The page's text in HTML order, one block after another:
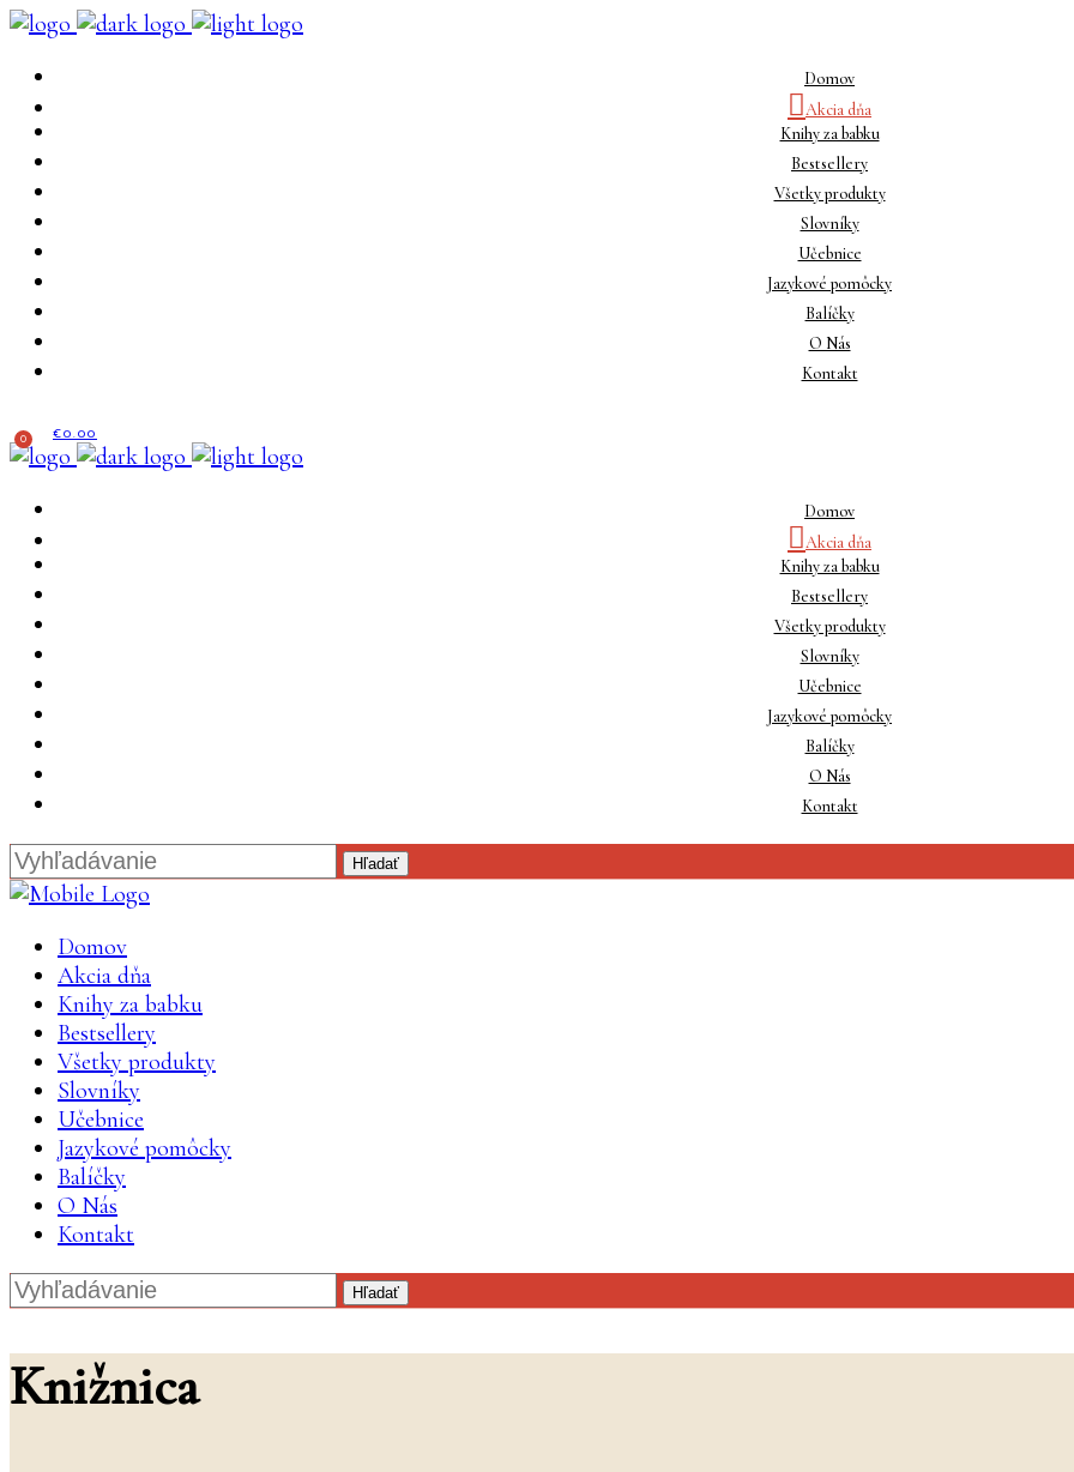
Domov
Akcia dňa
Knihy za babku
Bestsellery
Všetky produkty
Slovníky
Učebnice
Jazykové pomôcky
Balíčky
O Nás
Kontakt
0 0.00
Domov
Akcia dňa
Knihy za babku
Bestsellery
Všetky produkty
Slovníky
Učebnice
Jazykové pomôcky
Balíčky
O Nás
Kontakt
Hľadať
Domov
Akcia dňa
Knihy za babku
Bestsellery
Všetky produkty
Slovníky
Učebnice
Jazykové pomôcky
Balíčky
O Nás
Kontakt
Hľadať
Knižnica